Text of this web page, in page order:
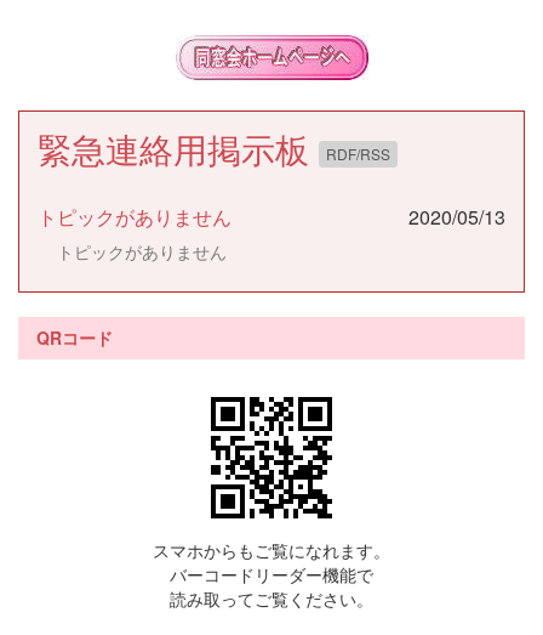
緊急連絡用掲示板 RDF/RSS
トピックがありません 2020/05/13
トピックがありません
QRコード
スマホからもご覧になれます。
バーコードリーダー機能で
読み取ってご覧ください。